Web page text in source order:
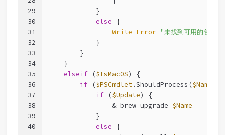
29
30
31
32
33
34
35
36
37
38
39
40
            }
else {
Write-Error "未找到可用的包
            }
        }
    }
elseif ($IsMacOS) {
if ($PSCmdlet.ShouldProcess($Name
if ($Update) {
                & brew upgrade
$Name
            }
else {